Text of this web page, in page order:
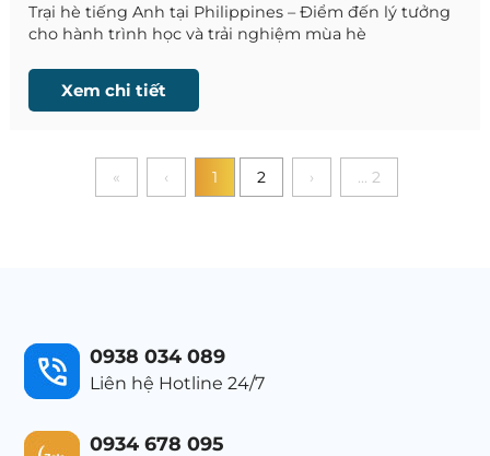
Trại hè tiếng Anh tại Philippines – Điểm đến lý tưởng
cho hành trình học và trải nghiệm mùa hè
Xem chi tiết
« ‹ 1 2 › ... 2
0938 034 089
Liên hệ Hotline 24/7
0934 678 095